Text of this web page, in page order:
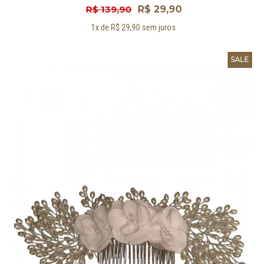
R$ 139,90 R$ 29,90
1x de R$ 29,90 sem juros
SALE